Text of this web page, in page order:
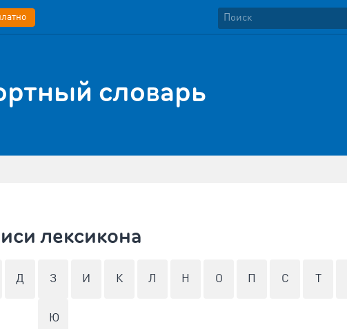
словарь
лексикона
Д З И К Л Н О С
Ю